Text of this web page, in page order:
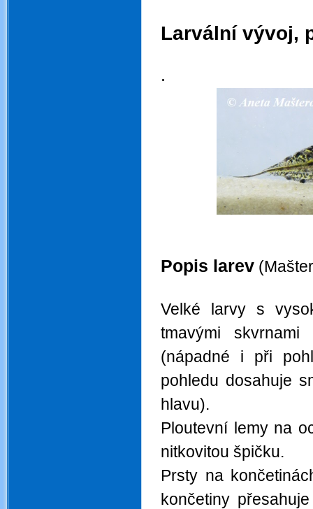
Larvální vývoj,
.
Popis larev
Velké larvy s
tmavými
(nápadné i při
pohledu dosahuje
hlavu).
Ploutevní lemy na
nitkovitou špičku.
Prsty na
končetiny